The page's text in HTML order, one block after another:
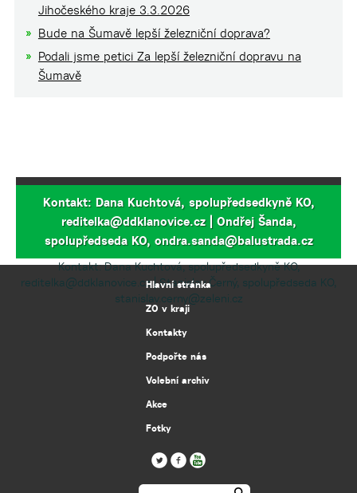
Jihočeského kraje 3.3.2026
Bude na Šumavě lepší železniční doprava?
Podali jsme petici Za lepší železniční dopravu na
Šumavě
Kontakt: Dana Kuchtová, spolupředsedkyně KO,
reditelka@ddklanovice.cz | Ondřej Šanda,
spolupředseda KO, ondra.sanda@balustrada.cz
Kontakt: Dana Kuchtová, spolupředsedkyně KO,
reditelka@ddklanovice.cz | Stanislav Černý, spolupředseda KO,
stanislav.cerny@zeleni.cz
Hlavní stránka
ZO v kraji
Kontakty
Podpořte nás
Volební archiv
Akce
Fotky